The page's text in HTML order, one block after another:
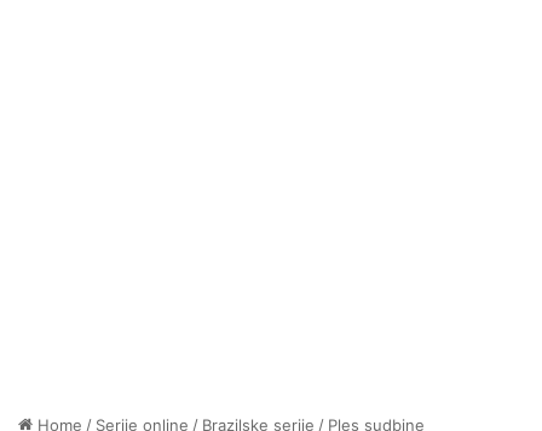
Home / Serije online / Brazilske serije / Ples sudbine